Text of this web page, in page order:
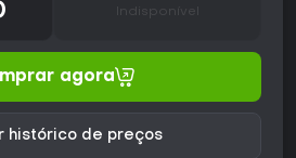
Indisponível
agora
histórico de preços